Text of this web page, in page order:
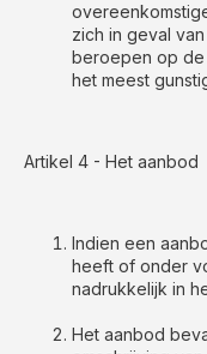
zich in geval
beroepen op de
het meest
Artikel 4 - Het aanbod
Indien een
heeft of onder
nadrukkelijk in
Het aanbod